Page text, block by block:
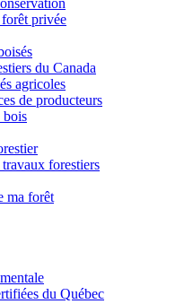
forêt privée
du Canada
agricoles
de producteurs
bois
forestiers
ma forêt
du Québec